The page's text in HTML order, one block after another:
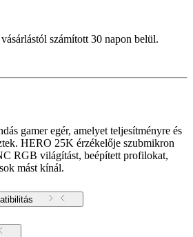
számított 30 napon belül.
gamer egér, amelyet teljesítményre és
HERO 25K érzékelője szubmikron
RGB világítást, beépített profilokat,
mást kínál.